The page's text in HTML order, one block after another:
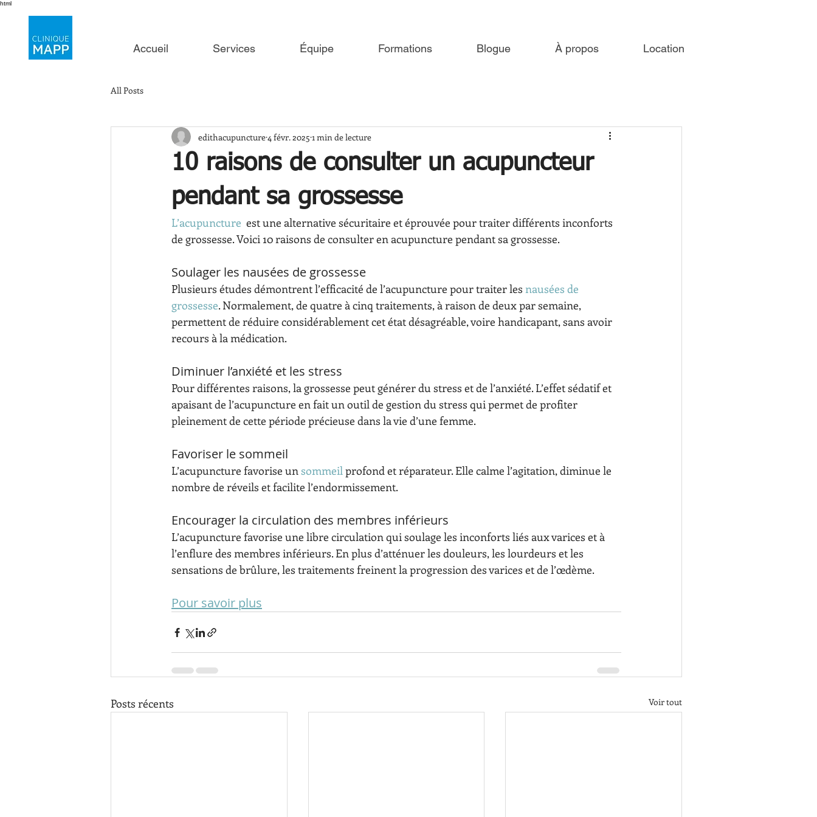
html
Accueil Services Équipe Formations Blogue À propos Location
All Posts
10 raisons de consulter un acupuncteur
pendant sa grossesse
edithacupuncture4 févr. 2025 1 min de lecture
L’acupuncture est une alternative sécuritaire et éprouvée pour traiter différents inconforts
de grossesse. Voici 10 raisons de consulter en acupuncture pendant sa grossesse.
Soulager les nausées de grossesse
Plusieurs études démontrent l’efficacité de l’acupuncture pour traiter les nausées de
grossesse. Normalement, de quatre à cinq traitements, à raison de deux par semaine,
permettent de réduire considérablement cet état désagréable, voire handicapant, sans avoir
recours à la médication.
Diminuer l’anxiété et les stress
Pour différentes raisons, la grossesse peut générer du stress et de l’anxiété. L’effet sédatif et
apaisant de l’acupuncture en fait un outil de gestion du stress qui permet de profiter
pleinement de cette période précieuse dans la vie d’une femme.
Favoriser le sommeil
L’acupuncture favorise un sommeil profond et réparateur. Elle calme l’agitation, diminue le
nombre de réveils et facilite l’endormissement.
Encourager la circulation des membres inférieurs
L’acupuncture favorise une libre circulation qui soulage les inconforts liés aux varices et à
l’enflure des membres inférieurs. En plus d’atténuer les douleurs, les lourdeurs et les
sensations de brûlure, les traitements freinent la progression des varices et de l’œdème.
Pour savoir plus
Posts récents Voir tout